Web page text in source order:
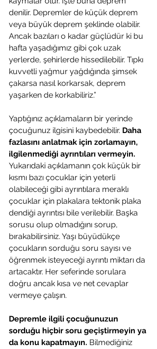
denilir. Depremler de küçük deprem
veya büyük deprem şeklinde olabilir.
Ancak bazıları o kadar güçlüdür ki bu
hafta yaşadığımız gibi çok uzak
yerlerde, şehirlerde hissedilebilir. Tıpkı
kuvvetli yağmur yağdığında şimsek
çakarsa nasıl korkarsak, deprem
yaşarken de korkabiliriz.”
Yaptığınız açıklamaların bir yerinde
çocuğunuz ilgisini kaybedebilir. Daha
fazlasını anlatmak için zorlamayın,
ilgilenmediği ayrıntıları vermeyin.
Yukarıdaki açıklamanın çok küçük bir
kısmı bazı çocuklar için yeterli
olabileceği gibi ayrıntılara meraklı
çocuklar için plakalara tektonik plaka
dendiği ayrıntısı bile verilebilir. Başka
sorusu olup olmadığını sorup,
bırakabilirsiniz. Yaşı büyüdükçe
çocukların sorduğu soru sayısı ve
öğrenmek isteyeceği ayrıntı miktarı da
artacaktır. Her seferinde sorulara
doğru ancak kısa ve net cevaplar
vermeye çalışın.
Depremle ilgili çocuğunuzun
sorduğu hiçbir soru geçiştirmeyin ya
da konu kapatmayın. Bilmediğiniz